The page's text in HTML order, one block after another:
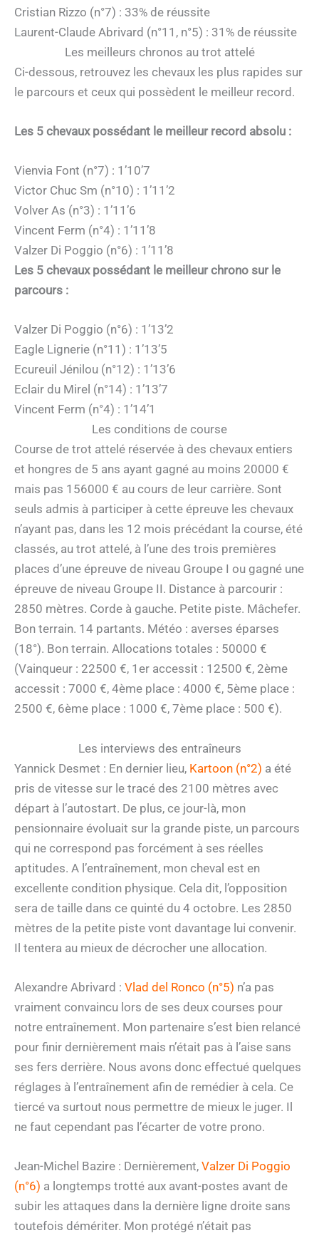
Cristian Rizzo (n°7) : 33% de réussite
Laurent-Claude Abrivard (n°11, n°5) : 31% de réussite
Les meilleurs chronos au trot attelé
Ci-dessous, retrouvez les chevaux les plus rapides sur
le parcours et ceux qui possèdent le meilleur record.
Les 5 chevaux possédant le meilleur record absolu :
Vienvia Font (n°7) : 1’10’7
Victor Chuc Sm (n°10) : 1’11’2
Volver As (n°3) : 1’11’6
Vincent Ferm (n°4) : 1’11’8
Valzer Di Poggio (n°6) : 1’11’8
Les 5 chevaux possédant le meilleur chrono sur le
parcours :
Valzer Di Poggio (n°6) : 1’13’2
Eagle Lignerie (n°11) : 1’13’5
Ecureuil Jénilou (n°12) : 1’13’6
Eclair du Mirel (n°14) : 1’13’7
Vincent Ferm (n°4) : 1’14’1
Les conditions de course
Course de trot attelé réservée à des chevaux entiers
et hongres de 5 ans ayant gagné au moins 20000 €
mais pas 156000 € au cours de leur carrière. Sont
seuls admis à participer à cette épreuve les chevaux
n’ayant pas, dans les 12 mois précédant la course, été
classés, au trot attelé, à l’une des trois premières
places d’une épreuve de niveau Groupe I ou gagné une
épreuve de niveau Groupe II. Distance à parcourir :
2850 mètres. Corde à gauche. Petite piste. Mâchefer.
Bon terrain. 14 partants. Météo : averses éparses
(18°). Bon terrain. Allocations totales : 50000 €
(Vainqueur : 22500 €, 1er accessit : 12500 €, 2ème
accessit : 7000 €, 4ème place : 4000 €, 5ème place :
2500 €, 6ème place : 1000 €, 7ème place : 500 €).
Les interviews des entraîneurs
Yannick Desmet : En dernier lieu, Kartoon (n°2) a été
pris de vitesse sur le tracé des 2100 mètres avec
départ à l’autostart. De plus, ce jour-là, mon
pensionnaire évoluait sur la grande piste, un parcours
qui ne correspond pas forcément à ses réelles
aptitudes. A l’entraînement, mon cheval est en
excellente condition physique. Cela dit, l’opposition
sera de taille dans ce quinté du 4 octobre. Les 2850
mètres de la petite piste vont davantage lui convenir.
Il tentera au mieux de décrocher une allocation.
Alexandre Abrivard : Vlad del Ronco (n°5) n’a pas
vraiment convaincu lors de ses deux courses pour
notre entraînement. Mon partenaire s’est bien relancé
pour finir dernièrement mais n’était pas à l’aise sans
ses fers derrière. Nous avons donc effectué quelques
réglages à l’entraînement afin de remédier à cela. Ce
tiercé va surtout nous permettre de mieux le juger. Il
ne faut cependant pas l’écarter de votre prono.
Jean-Michel Bazire : Dernièrement, Valzer Di Poggio
(n°6) a longtemps trotté aux avant-postes avant de
subir les attaques dans la dernière ligne droite sans
toutefois démériter. Mon protégé n’était pas